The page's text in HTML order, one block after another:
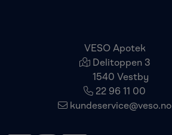
VESO Apotek
Delitoppen 3
1540 Vestby
22 96 11 00
kundeservice@veso.no